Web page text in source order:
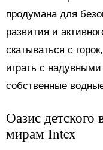
продумана для
развития и
скатываться с
играть с
собственные
Оазис
мирам Intex